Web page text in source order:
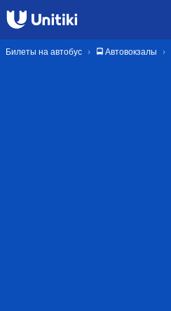
Билеты на автобус 🚍 Автовокзалы